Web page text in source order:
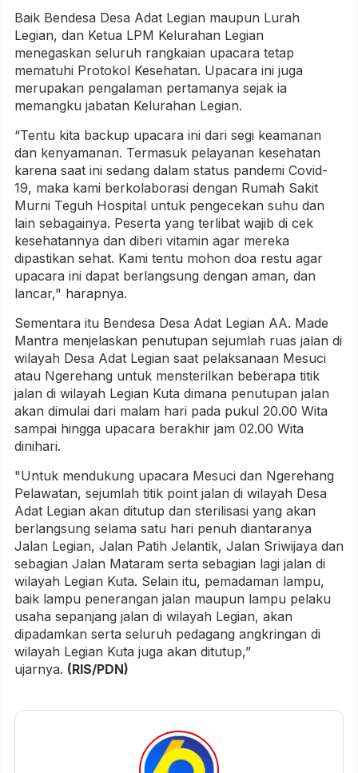
Baik Bendesa Desa Adat Legian maupun Lurah
Legian, dan Ketua LPM Kelurahan Legian
menegaskan seluruh rangkaian upacara tetap
mematuhi Protokol Kesehatan. Upacara ini juga
merupakan pengalaman pertamanya sejak ia
memangku jabatan Kelurahan Legian.
“Tentu kita backup upacara ini dari segi keamanan
dan kenyamanan. Termasuk pelayanan kesehatan
karena saat ini sedang dalam status pandemi Covid-
19, maka kami berkolaborasi dengan Rumah Sakit
Murni Teguh Hospital untuk pengecekan suhu dan
lain sebagainya. Peserta yang terlibat wajib di cek
kesehatannya dan diberi vitamin agar mereka
dipastikan sehat. Kami tentu mohon doa restu agar
upacara ini dapat berlangsung dengan aman, dan
lancar," harapnya.
Sementara itu Bendesa Desa Adat Legian AA. Made
Mantra menjelaskan penutupan sejumlah ruas jalan di
wilayah Desa Adat Legian saat pelaksanaan Mesuci
atau Ngerehang untuk mensterilkan beberapa titik
jalan di wilayah Legian Kuta dimana penutupan jalan
akan dimulai dari malam hari pada pukul 20.00 Wita
sampai hingga upacara berakhir jam 02.00 Wita
dinihari.
"Untuk mendukung upacara Mesuci dan Ngerehang
Pelawatan, sejumlah titik point jalan di wilayah Desa
Adat Legian akan ditutup dan sterilisasi yang akan
berlangsung selama satu hari penuh diantaranya
Jalan Legian, Jalan Patih Jelantik, Jalan Sriwijaya dan
sebagian Jalan Mataram serta sebagian lagi jalan di
wilayah Legian Kuta. Selain itu, pemadaman lampu,
baik lampu penerangan jalan maupun lampu pelaku
usaha sepanjang jalan di wilayah Legian, akan
dipadamkan serta seluruh pedagang angkringan di
wilayah Legian Kuta juga akan ditutup,”
ujarnya. (RIS/PDN)